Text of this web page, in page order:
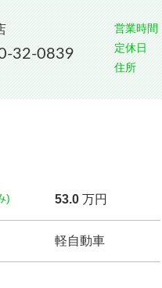
32-0839
営業時間
定休⽇
住所
) 53.0 万円
軽自動車